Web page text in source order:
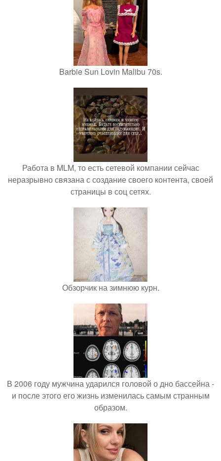
Barbie Sun Lovin Malibu 70s.
Работа в MLM, то есть сетевой компании сейчас
неразрывно связана с создание своего контента, своей
страницы в соц сетях.
Обзорчик на зимнюю курн.
В 2006 году мужчина ударился головой о дно бассейна -
и после этого его жизнь изменилась самым странным
образом.